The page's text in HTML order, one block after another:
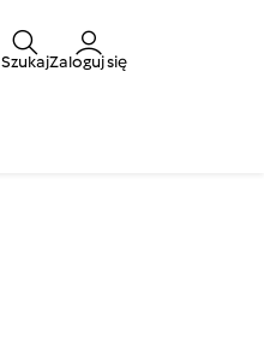
SzukajZaloguj się